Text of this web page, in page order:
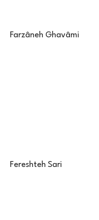
Farzâneh Ghavâmi
Fereshteh Sari